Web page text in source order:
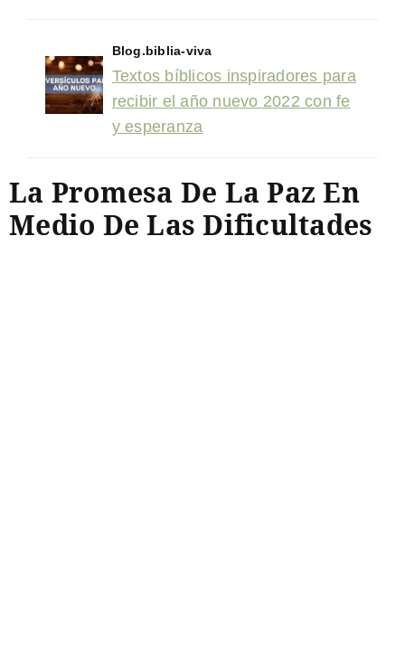
Blog.biblia-viva
Textos bíblicos inspiradores para
recibir el año nuevo 2022 con fe
y esperanza
La Promesa De La Paz En
Medio De Las Dificultades